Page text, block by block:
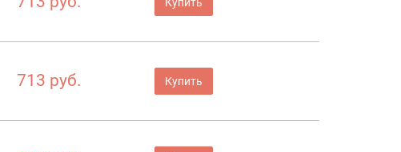
713 руб. Купить